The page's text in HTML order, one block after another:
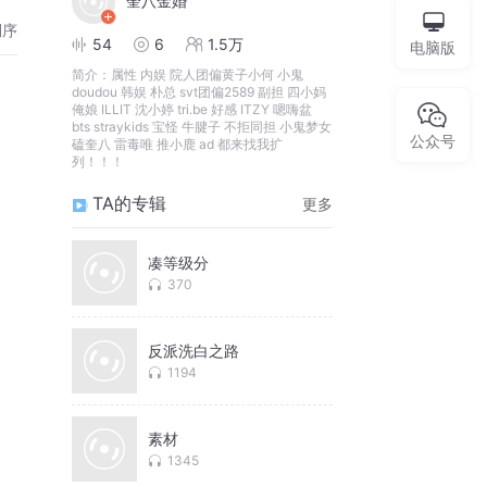
54 6 1.5万
简介： 属性 内娱 院人团偏黄子小何 小鬼
doudou 韩娱 朴总 svt团偏2589 副担 四小妈
俺娘 ILLIT 沈小婷 tri.be 好感 ITZY 嗯嗨盆
bts straykids 宝怪 牛腱子 不拒同担 小鬼梦女
磕奎八 雷毒唯 推小鹿 ad 都来找我扩
列！！！
TA的专辑 更多
凑等级分
370
反派洗白之路
1194
素材
1345
电脑版
公众号